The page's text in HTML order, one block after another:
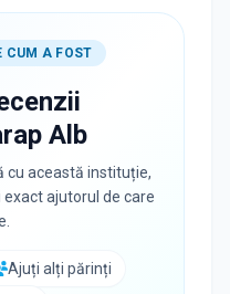
CUM A FOST
Alb
cu această instituție,
ajutorul de care
Ajuți alți părinți